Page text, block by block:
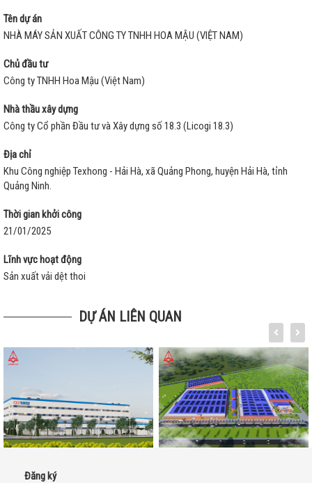
Tên dự án
NHÀ MÁY SẢN XUẤT CÔNG TY TNHH HOA MẬU (VIỆT NAM)
Chủ đầu tư
Công ty TNHH Hoa Mậu (Việt Nam)
Nhà thầu xây dựng
Công ty Cổ phần Đầu tư và Xây dựng số 18.3 (Licogi 18.3)
Địa chỉ
Khu Công nghiệp Texhong - Hải Hà, xã Quảng Phong, huyện Hải Hà, tỉnh
Quảng Ninh.
Thời gian khởi công
21/01/2025
Lĩnh vực hoạt động
Sản xuất vải dệt thoi
DỰ ÁN LIÊN QUAN
Đăng ký